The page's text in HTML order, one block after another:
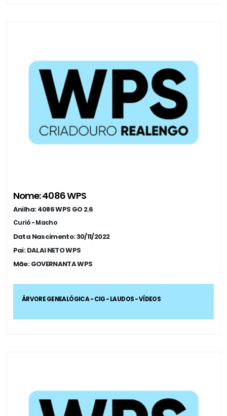
Nome: 4086 WPS
Anilha: 4086 WPS GO 2.6
Curió - Macho
Data Nascimento: 30/11/2022
Pai: DALAI NETO WPS
Mãe: GOVERNANTA WPS
ÁRVORE GENEALÓGICA - CIG - LAUDOS - VÍDEOS